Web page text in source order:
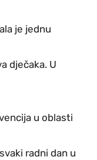
je jednu
dječaka. U
u oblasti
radni dan u